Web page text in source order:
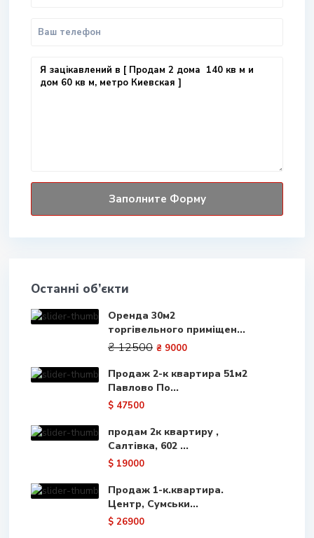
Останні об’єкти
Оренда 30м2
торгівельного приміщен...
₴ 12500 ₴ 9000
Продаж 2-к квартира 51м2
Павлово По...
$ 47500
продам 2к квартиру ,
Салтівка, 602 ...
$ 19000
Продаж 1-к.квартира.
Центр, Сумськи...
$ 26900